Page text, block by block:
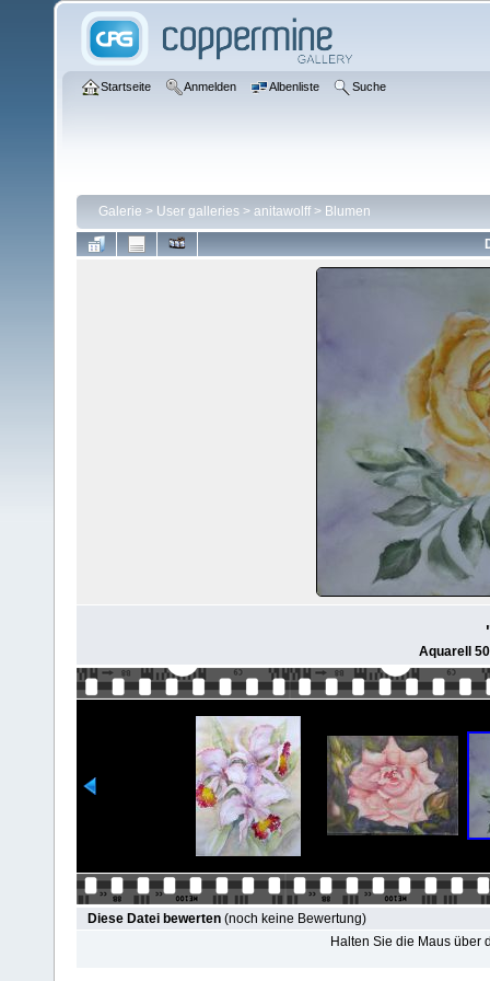
Startseite Anmelden Albenliste Suche
Galerie > User galleries > anitawolff > Blumen
Aquarell
Diese Datei bewerten (noch keine Bewertung)
Halten Sie die Maus über